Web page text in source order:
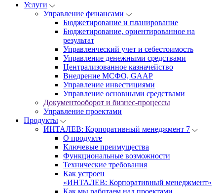
Услуги
Управление финансами
Бюджетирование и планирование
Бюджетирование, ориентированное на
результат
Управленческий учет и себестоимость
Управление денежными средствами
Централизованное казначейство
Внедрение МСФО, GAAP
Управление инвестициями
Управление основными средствами
Документооборот и бизнес-процессы
Управление проектами
Продукты
ИНТАЛЕВ: Корпоративный менеджмент 7
О продукте
Ключевые преимущества
Функциональные возможности
Технические требования
Как устроен
«ИНТАЛЕВ: Корпоративный менеджмент»
Как мы работаем над проектами